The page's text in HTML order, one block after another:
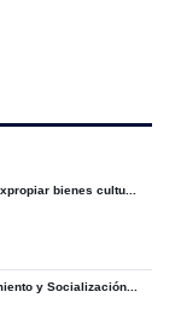
bienes cultu...
y Socialización...